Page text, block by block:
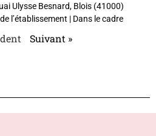
Ulysse Besnard, Blois (41000)
l’établissement | Dans le cadre
Suivant »